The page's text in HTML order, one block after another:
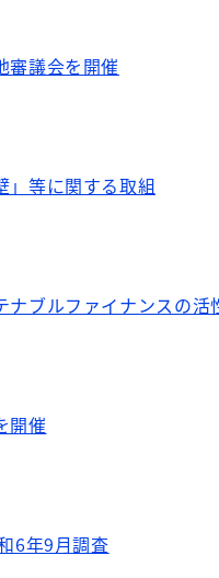
審議会を開催
」等に関する取組
ナブルファイナンスの
開催
6年9月調査